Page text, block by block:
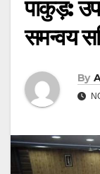
पाकुड़:
समन्वय
By